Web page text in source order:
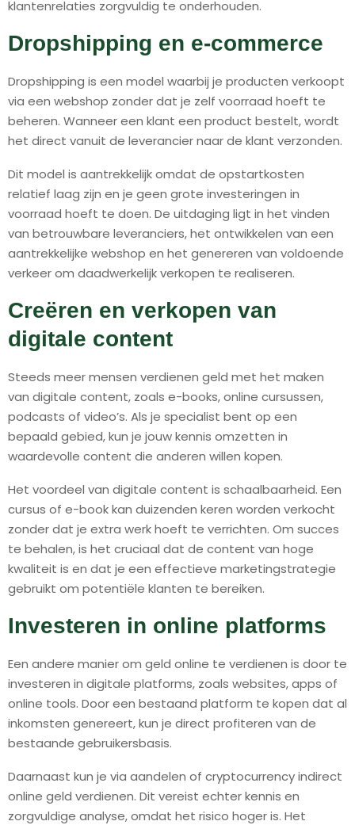
klantenrelaties zorgvuldig te onderhouden.
Dropshipping en e-commerce
Dropshipping is een model waarbij je producten verkoopt
via een webshop zonder dat je zelf voorraad hoeft te
beheren. Wanneer een klant een product bestelt, wordt
het direct vanuit de leverancier naar de klant verzonden.
Dit model is aantrekkelijk omdat de opstartkosten
relatief laag zijn en je geen grote investeringen in
voorraad hoeft te doen. De uitdaging ligt in het vinden
van betrouwbare leveranciers, het ontwikkelen van een
aantrekkelijke webshop en het genereren van voldoende
verkeer om daadwerkelijk verkopen te realiseren.
Creëren en verkopen van
digitale content
Steeds meer mensen verdienen geld met het maken
van digitale content, zoals e-books, online cursussen,
podcasts of video’s. Als je specialist bent op een
bepaald gebied, kun je jouw kennis omzetten in
waardevolle content die anderen willen kopen.
Het voordeel van digitale content is schaalbaarheid. Een
cursus of e-book kan duizenden keren worden verkocht
zonder dat je extra werk hoeft te verrichten. Om succes
te behalen, is het cruciaal dat de content van hoge
kwaliteit is en dat je een effectieve marketingstrategie
gebruikt om potentiële klanten te bereiken.
Investeren in online platforms
Een andere manier om geld online te verdienen is door te
investeren in digitale platforms, zoals websites, apps of
online tools. Door een bestaand platform te kopen dat al
inkomsten genereert, kun je direct profiteren van de
bestaande gebruikersbasis.
Daarnaast kun je via aandelen of cryptocurrency indirect
online geld verdienen. Dit vereist echter kennis en
zorgvuldige analyse, omdat het risico hoger is. Het